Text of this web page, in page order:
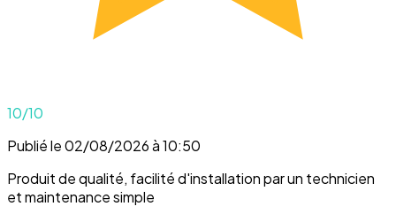
10/10
Publié le 02/08/2026 à 10:50
Produit de qualité, facilité d'installation par un technicien
et maintenance simple